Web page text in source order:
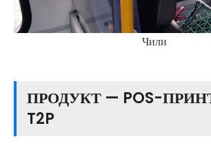
Чили
ПРОДУКТ — POS-
T2P